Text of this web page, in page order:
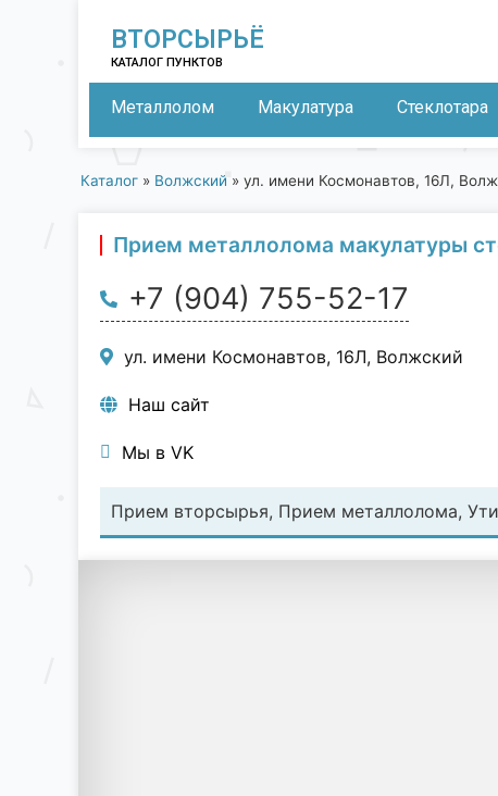
ВТОРСЫРЬЁ
КАТАЛОГ ПУНКТОВ
Металлолом Макулатура Стеклотара
Каталог » Волжский » ул. имени Космонавтов, 16Л,
Прием металлолома макулатуры
+7 (904) 755-52-17
ул. имени Космонавтов, 16Л, Волжский
Наш сайт
Мы в VK
Прием вторсырья, Прием металлолома,